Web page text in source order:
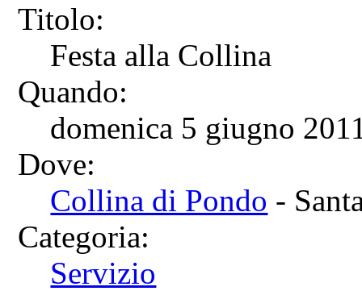
Titolo:
Festa alla Collina
Quando:
domenica 5 giugno
Dove:
Collina di Pondo -
Categoria:
Servizio